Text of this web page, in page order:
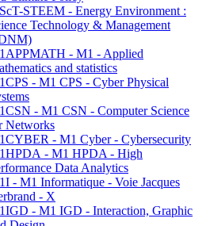
STEEM - Energy Environment :
Technology & Management
- M1 - Applied
and statistics
- M1 CPS - Cyber Physical
- M1 CSN - Computer Science
Networks
- M1 Cyber - Cybersecurity
- M1 HPDA - High
Data Analytics
- M1 Informatique - Voie Jacques
- X
- M1 IGD - Interaction, Graphic